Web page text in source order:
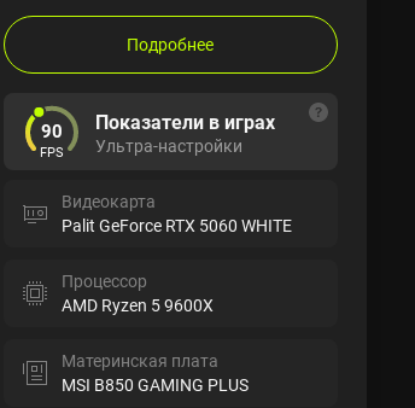
Подробнее
90
FPS
Показатели в играх
Ультра-настройки
Видеокарта
Palit GeForce RTX 5060 WHITE
Процессор
AMD Ryzen 5 9600X
Материнская плата
MSI B850 GAMING PLUS